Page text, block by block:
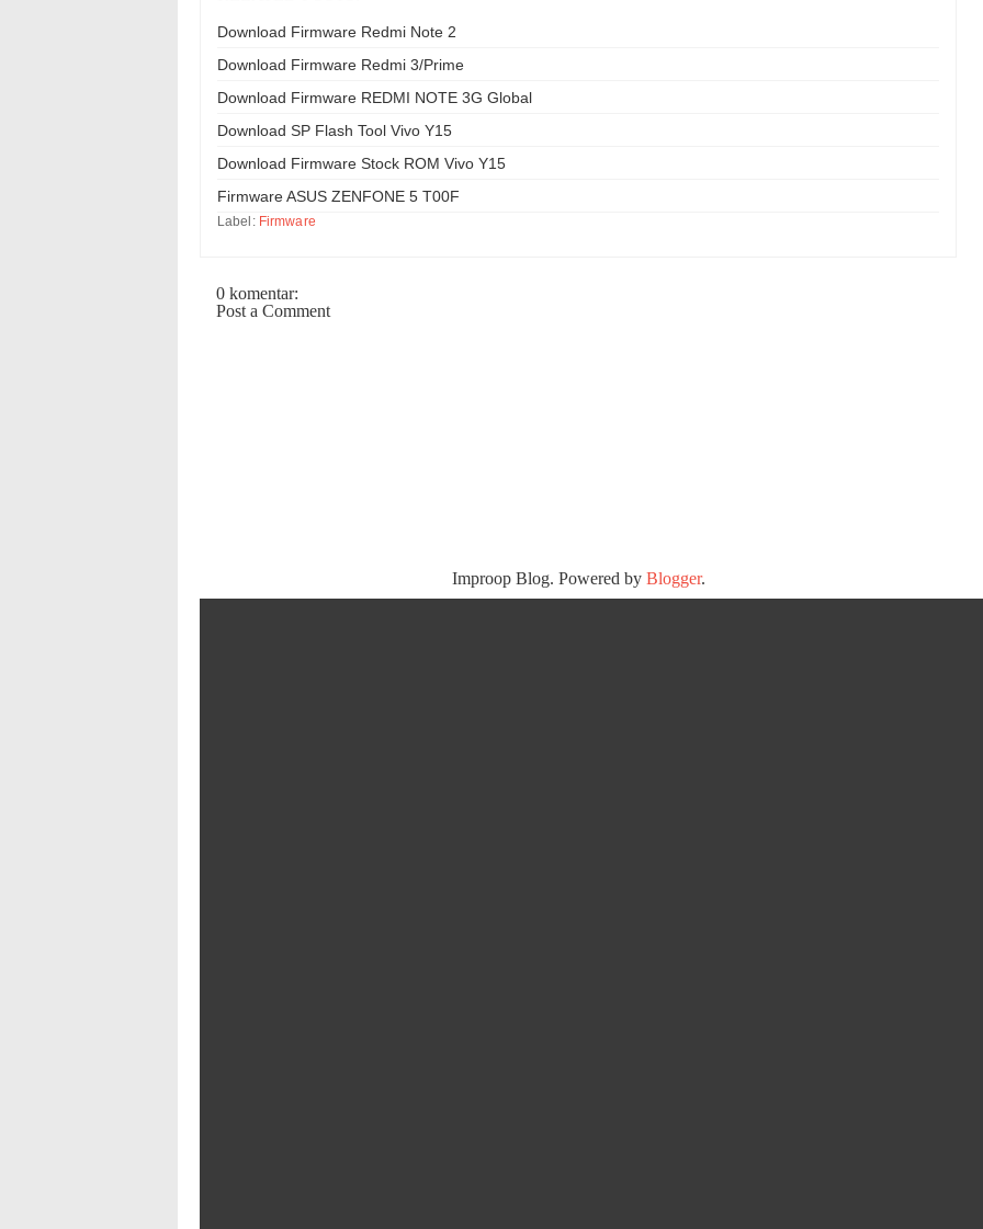
Download Firmware Redmi Note 2
Download Firmware Redmi 3/Prime
Download Firmware REDMI NOTE 3G Global
Download SP Flash Tool Vivo Y15
Download Firmware Stock ROM Vivo Y15
Firmware ASUS ZENFONE 5 T00F
Label: Firmware
0 komentar:
Post a Comment
Improop Blog. Powered by Blogger.